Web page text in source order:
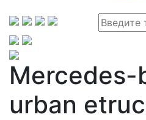
Mercedes-
urban